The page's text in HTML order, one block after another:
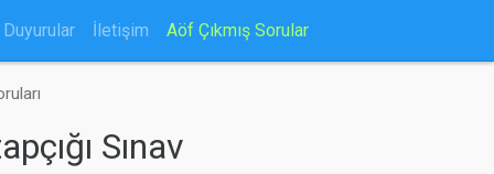
Duyurular İletişim Aöf Çıkmış Sorular
Sınav